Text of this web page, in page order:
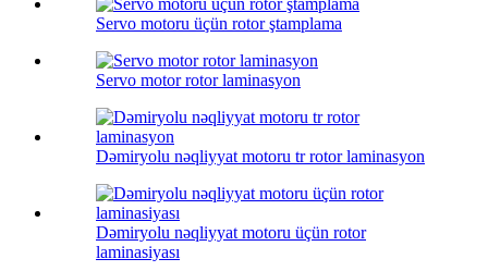
Servo motoru üçün rotor ştamplama
Servo motor rotor laminasyon
Dəmiryolu nəqliyyat motoru tr rotor laminasyon
Dəmiryolu nəqliyyat motoru üçün rotor
laminasiyası